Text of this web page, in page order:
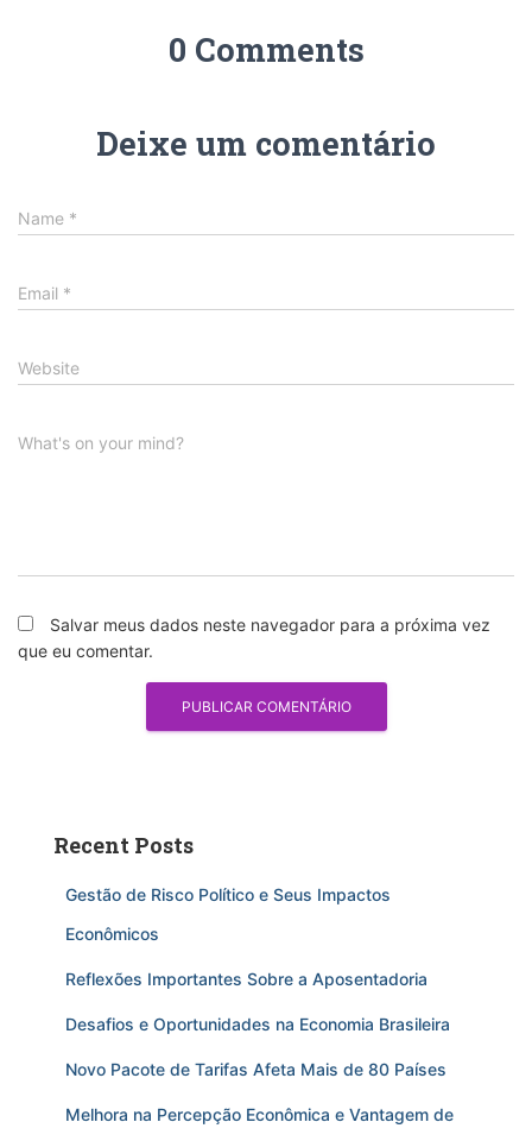
0 Comments
Deixe um comentário
Name *
Email *
Website
What's on your mind?
Salvar meus dados neste navegador para a próxima vez
que eu comentar.
Recent Posts
Gestão de Risco Político e Seus Impactos
Econômicos
Reflexões Importantes Sobre a Aposentadoria
Desafios e Oportunidades na Economia Brasileira
Novo Pacote de Tarifas Afeta Mais de 80 Países
Melhora na Percepção Econômica e Vantagem de